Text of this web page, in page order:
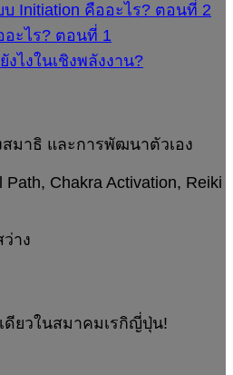
Initiation คืออะไร? ตอนที่ 2
ะไร? ตอนที่ 1
ไงในเชิงพลังงาน?
สมาธิ และการพัฒนาตัวเอง
Path, Chakra Activation, Reiki
าง
ดียวในสมาคมเรกิญี่ปุ่น!